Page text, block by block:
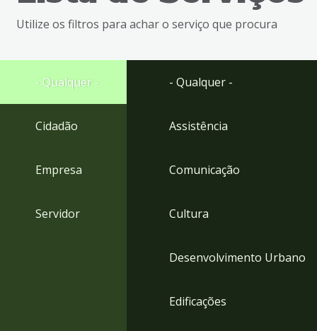
busca
Ir
rodapé
Utilize os filtros para achar o serviço que procura
- Qualquer -
Cidadão
Empresa
Servidor
- Qualquer -
Assistência
Comunicação
Cultura
Desenvolvimento Urbano
Edificações